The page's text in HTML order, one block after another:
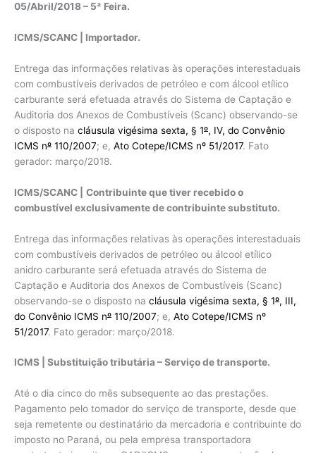
05/Abril/2018 – 5ª Feira.
ICMS/SCANC | Importador.
Entrega das informações relativas às operações interestaduais
com combustíveis derivados de petróleo e com álcool etílico
carburante será efetuada através do Sistema de Captação e
Auditoria dos Anexos de Combustíveis (Scanc) observando-se
o disposto na cláusula vigésima sexta, § 1º, IV, do Convênio
ICMS nº 110/2007; e, Ato Cotepe/ICMS nº 51/2017. Fato
gerador: março/2018.
ICMS/SCANC |
Contribuinte que tiver recebido o
combustível exclusivamente de contribuinte substituto.
Entrega das informações relativas às operações interestaduais
com combustíveis derivados de petróleo ou álcool etílico
anidro carburante será efetuada através do Sistema de
Captação e Auditoria dos Anexos de Combustíveis (Scanc)
observando-se o disposto na cláusula vigésima sexta, § 1º, III,
do Convênio ICMS nº 110/2007; e, Ato Cotepe/ICMS nº
51/2017. Fato gerador: março/2018.
ICMS | Substituição tributária – Serviço de transporte.
Até o dia cinco do mês subsequente ao das prestações.
Pagamento pelo tomador do serviço de transporte, desde que
seja remetente ou destinatário da mercadoria e contribuinte do
imposto no Paraná, ou pela empresa transportadora